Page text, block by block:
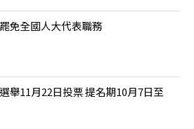
免全國人大代表職務
舉11月22日投票 提名期10月7日至